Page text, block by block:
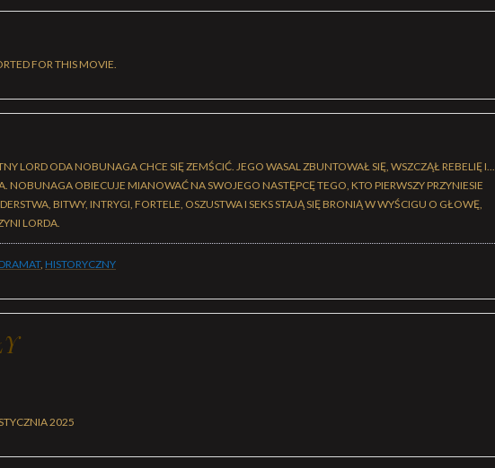
FOR THIS MOVIE.
LORD ODA NOBUNAGA CHCE SIĘ ZEMŚCIĆ. JEGO WASAL ZBUNTOWAŁ SIĘ, WSZCZĄŁ REBELIĘ I...
NOBUNAGA OBIECUJE MIANOWAĆ NA SWOJEGO NASTĘPCĘ TEGO, KTO PIERWSZY PRZYNIESIE
BITWY, INTRYGI, FORTELE, OSZUSTWA I SEKS STAJĄ SIĘ BRONIĄ W WYŚCIGU O GŁOWĘ,
LORDA.
DRAMAT, HISTORYCZNY
2025